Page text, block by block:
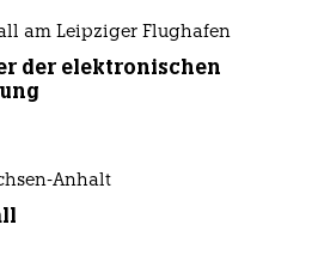
am Leipziger Flughafen
der elektronischen
Anhalt